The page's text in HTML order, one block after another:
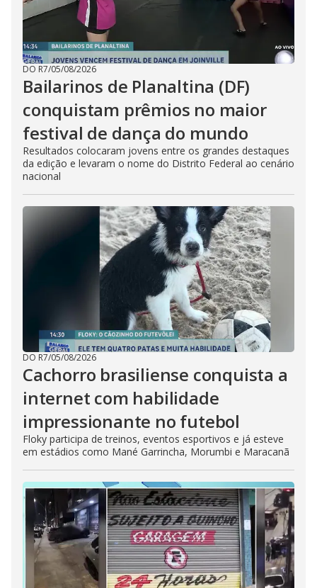
DO R7/05/08/2026
Bailarinos de Planaltina (DF)
conquistam prêmios no maior
festival de dança do mundo
Resultados colocaram jovens entre os grandes destaques
da edição e levaram o nome do Distrito Federal ao cenário
nacional
DO R7/05/08/2026
Cachorro brasiliense conquista a
internet com habilidade
impressionante no futebol
Floky participa de treinos, eventos esportivos e já esteve
em estádios como Mané Garrincha, Morumbi e Maracanã